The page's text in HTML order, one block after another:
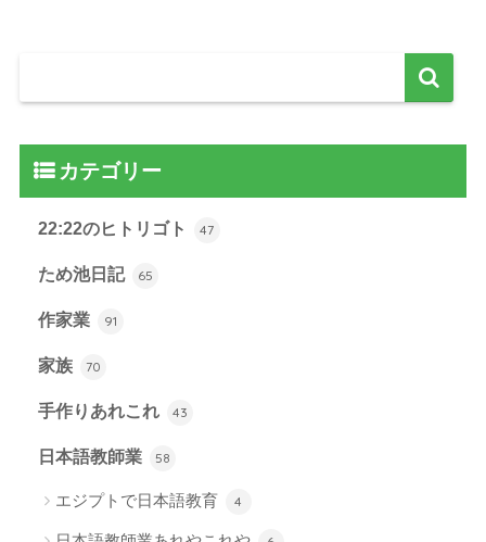
カテゴリー
22:22のヒトリゴト 47
ため池日記 65
作家業 91
家族 70
手作りあれこれ 43
日本語教師業 58
エジプトで日本語教育 4